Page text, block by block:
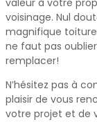
valeur à votre
voisinage. Nul
magnifique
ne faut pas
remplacer!
N’hésitez pas à
plaisir de vous
votre projet et de